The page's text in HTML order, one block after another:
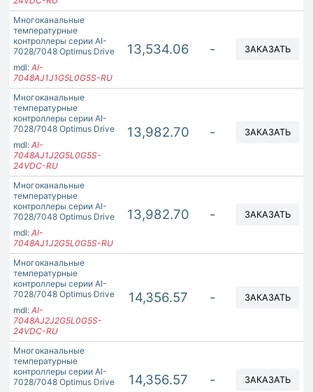
Многоканальные
температурные
контроллеры серии AI-
7028/7048 Optimus Drive
mdl: AI-
7048AJ1J1G5L0G5S-RU
13,534.06 - ЗАКАЗАТЬ
Многоканальные
температурные
контроллеры серии AI-
7028/7048 Optimus Drive
mdl: AI-
7048AJ1J2G5L0G5S-
24VDC-RU
13,982.70 - ЗАКАЗАТЬ
Многоканальные
температурные
контроллеры серии AI-
7028/7048 Optimus Drive
mdl: AI-
7048AJ1J2G5L0G5S-RU
13,982.70 - ЗАКАЗАТЬ
Многоканальные
температурные
контроллеры серии AI-
7028/7048 Optimus Drive
mdl: AI-
7048AJ2J2G5L0G5S-
24VDC-RU
14,356.57 - ЗАКАЗАТЬ
Многоканальные
температурные
контроллеры серии AI-
7028/7048 Optimus Drive
14,356.57 - ЗАКАЗАТЬ